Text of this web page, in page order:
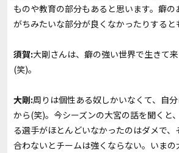
ものや教育の部分もあると思います。癖
がちみたいな部分が良くなかったりすると
須賀:大剛さんは、癖の強い世界で生きて
(笑)。
大剛:周りは個性ある奴しかいなくて、自
から(笑)。今シーズンの大宮の話を聞くと
る選手がほとんどいなかったのはダメで
合わないとチームは強くならない。いまの